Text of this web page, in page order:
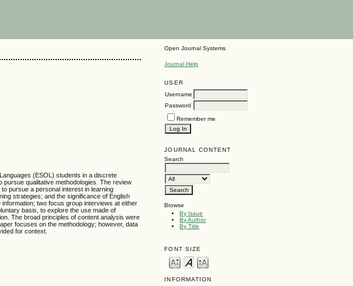
Open Journal Systems
Journal Help
USER
Username
Password
Remember me
JOURNAL CONTENT
Search
Browse
By Issue
By Author
By Title
FONT SIZE
INFORMATION
(ESOL) students in a discrete
qualitative methodologies. The review
pursue a personal interest in learning
strategies; and the significance of English
two focus group interviews at either
basis, to explore the use made of
The broad principles of content analysis were
focuses on the methodology; however, data
for context.